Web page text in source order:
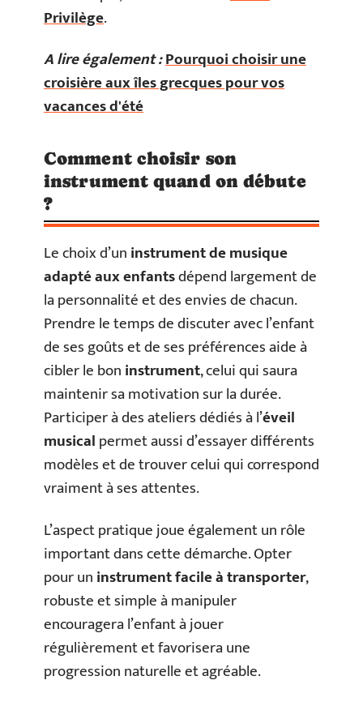
Privilège.
A lire également :Pourquoi choisir une
croisière aux îles grecques pour vos
vacances d'été
Comment choisir son
instrument quand on débute
?
Le choix d’uninstrument de musique
adapté aux enfantsdépend largement de
la personnalité et des envies de chacun.
Prendre le temps de discuter avec l’enfant
de ses goûts et de ses préférences aide à
cibler le boninstrument, celui qui saura
maintenir sa motivation sur la durée.
Participer à des ateliers dédiés à l’éveil
musicalpermet aussi d’essayer différents
modèles et de trouver celui qui correspond
vraiment à ses attentes.
L’aspect pratique joue également un rôle
important dans cette démarche. Opter
pour uninstrument facile à transporter,
robuste et simple à manipuler
encouragera l’enfant à jouer
régulièrement et favorisera une
progression naturelle et agréable.